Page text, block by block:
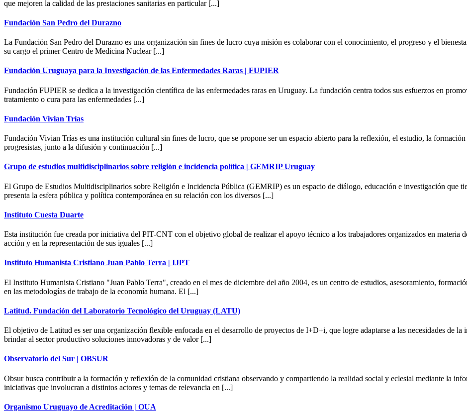
que mejoren la calidad de las prestaciones sanitarias en particular [...]
Fundación San Pedro del Durazno
La Fundación San Pedro del Durazno es una organización sin fines de lucro cuya misión es colaborar con el conocimiento, el progreso y el
su cargo el primer Centro de Medicina Nuclear [...]
Fundación Uruguaya para la Investigación de las Enfermedades Raras | FUPIER
Fundación FUPIER se dedica a la investigación científica de las enfermedades raras en Uruguay. La fundación centra todos sus esfuerzos en
tratamiento o cura para las enfermedades [...]
Fundación Vivian Trías
Fundación Vivian Trías es una institución cultural sin fines de lucro, que se propone ser un espacio abierto para la reflexión, el estudio, la
progresistas, junto a la difusión y continuación [...]
Grupo de estudios multidisciplinarios sobre religión e incidencia política | GEMRIP Uruguay
El Grupo de Estudios Multidisciplinarios sobre Religión e Incidencia Pública (GEMRIP) es un espacio de diálogo, educación e investigación que
presenta la esfera pública y política contemporánea en su relación con los diversos [...]
Instituto Cuesta Duarte
Esta institución fue creada por iniciativa del PIT-CNT con el objetivo global de realizar el apoyo técnico a los trabajadores organizados en materia
acción y en la representación de sus iguales [...]
Instituto Humanista Cristiano Juan Pablo Terra | IJPT
El Instituto Humanista Cristiano "Juan Pablo Terra", creado en el mes de diciembre del año 2004, es un centro de estudios, asesoramiento,
en las metodologías de trabajo de la economía humana. El [...]
Latitud. Fundación del Laboratorio Tecnológico del Uruguay (LATU)
El objetivo de Latitud es ser una organización flexible enfocada en el desarrollo de proyectos de I+D+i, que logre adaptarse a las necesidades de
brindar al sector productivo soluciones innovadoras y de valor [...]
Observatorio del Sur | OBSUR
Obsur busca contribuir a la formación y reflexión de la comunidad cristiana observando y compartiendo la realidad social y eclesial mediante la
iniciativas que involucran a distintos actores y temas de relevancia en [...]
Organismo Uruguayo de Acreditación | OUA